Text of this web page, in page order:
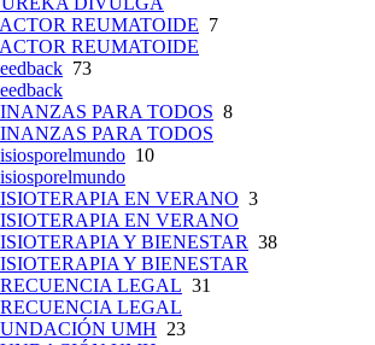
REUMATOIDE 7
REUMATOIDE
73
PARA TODOS 8
PARA TODOS
10
EN VERANO 3
EN VERANO
Y BIENESTAR 38
Y BIENESTAR
LEGAL 31
LEGAL
UMH 23